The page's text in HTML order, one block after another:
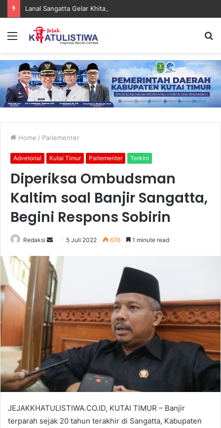
Menu
Home / Parlementer
Advetorial Kutai Timur Parlementer Terkini
Diperiksa Ombudsman
Kaltim soal Banjir Sangatta,
Begini Respons Sobirin
Redaksi
Send
email
5 Juli 2022 676 1 minute read
JEJAKKHATULISTIWA.CO.ID, KUTAI TIMUR – Banjir
terparah sejak 20 tahun terakhir di Sangatta, Kabupaten